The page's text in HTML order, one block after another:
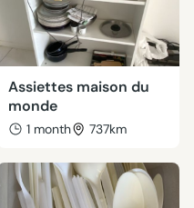
Assiettes maison du
monde
1 month 737km